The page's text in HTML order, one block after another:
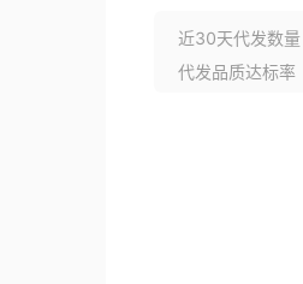
近30天代发数量
代发品质达标率